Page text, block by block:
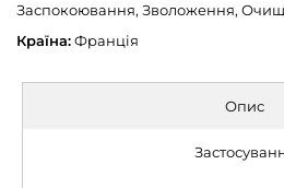
Заспокоювання, Зволоження,
Країна:Франція
Опис